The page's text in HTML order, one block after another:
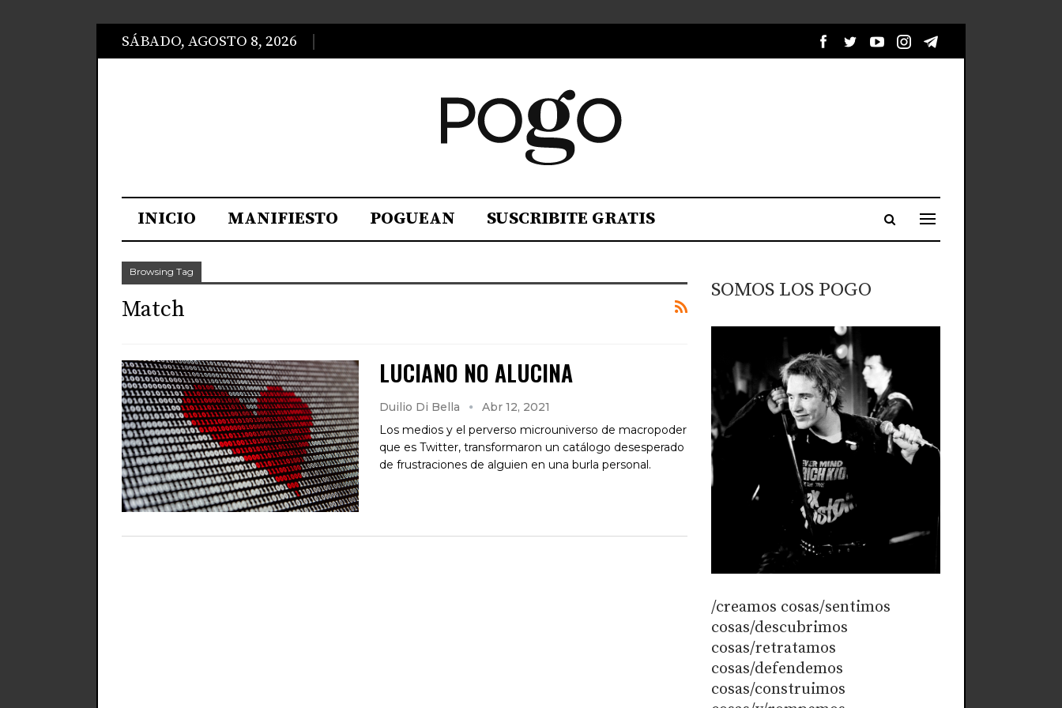
SÁBADO, AGOSTO 8, 2026
INICIO MANIFIESTO POGUEAN SUSCRIBITE GRATIS
Browsing Tag
Match
LUCIANO NO ALUCINA
Duilio Di Bella
Abr 12, 2021
Los medios y el perverso microuniverso de macropoder
que es Twitter, transformaron un catálogo desesperado
de frustraciones de alguien en una burla personal.
SOMOS LOS POGO
/creamos cosas/sentimos
cosas/descubrimos
cosas/retratamos
cosas/defendemos
cosas/construimos